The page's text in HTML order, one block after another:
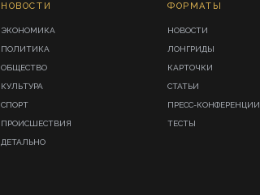
НОВОСТИ
ЭКОНОМИКА
ПОЛИТИКА
ОБЩЕСТВО
КУЛЬТУРА
СПОРТ
ПРОИСШЕСТВИЯ
ДЕТАЛЬНО
ФОРМАТЫ
НОВОСТИ
ЛОНГРИДЫ
КАРТОЧКИ
СТАТЬИ
ПРЕСС-КОНФЕРЕНЦИИ
ТЕСТЫ